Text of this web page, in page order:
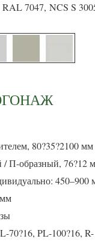
7047, NCS S
80?35?2100 мм
П-образный, 76?12
PL-100?16, R-